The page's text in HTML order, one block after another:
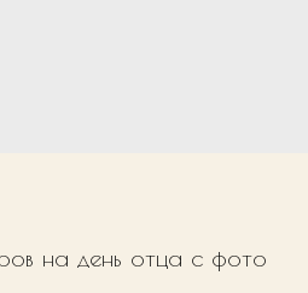
на день отца с фото